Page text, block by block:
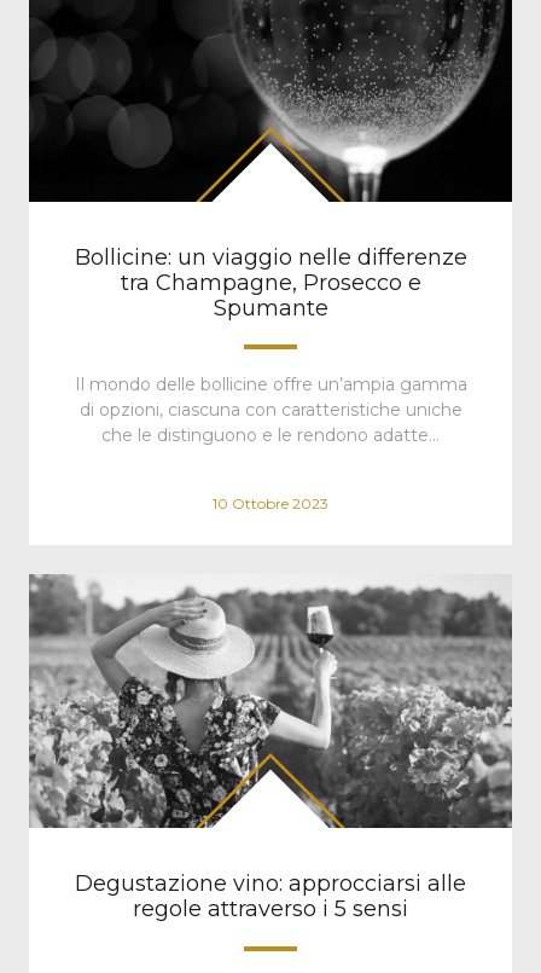
Bollicine: un viaggio nelle differenze
tra Champagne, Prosecco e
Spumante
Il mondo delle bollicine offre un’ampia gamma
di opzioni, ciascuna con caratteristiche uniche
che le distinguono e le rendono adatte…
10 Ottobre 2023
Degustazione vino: approcciarsi alle
regole attraverso i 5 sensi